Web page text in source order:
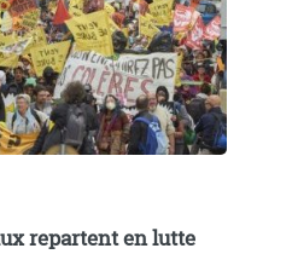
repartent en lutte